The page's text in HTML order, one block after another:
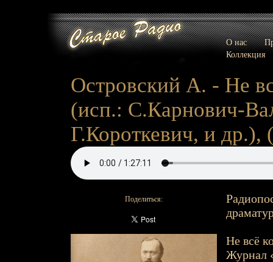
О нас
Коллекция
Островский А. - Не
(исп.: С.Карнович-
Г.Короткевич, и др.),
Поделиться:
Не всё
Журнал